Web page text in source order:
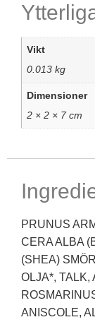
Vikt
0.013 kg
Dimensioner
2 × 2 × 7 cm
PRUNUS
CERA ALBA
(SHEA)
OLJA*, TALK,
ANISCOLE,